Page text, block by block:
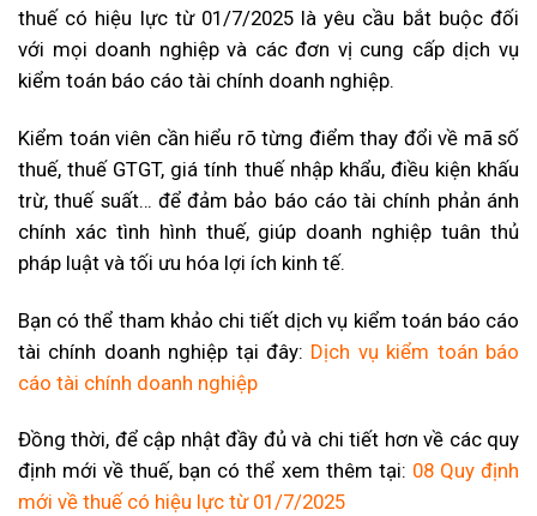
thuế có hiệu lực từ 01/7/2025 là yêu cầu bắt buộc đối
với mọi doanh nghiệp và các đơn vị cung cấp dịch vụ
kiểm toán báo cáo tài chính doanh nghiệp.
Kiểm toán viên cần hiểu rõ từng điểm thay đổi về mã số
thuế, thuế GTGT, giá tính thuế nhập khẩu, điều kiện khấu
trừ, thuế suất… để đảm bảo báo cáo tài chính phản ánh
chính xác tình hình thuế, giúp doanh nghiệp tuân thủ
pháp luật và tối ưu hóa lợi ích kinh tế.
Bạn có thể tham khảo chi tiết dịch vụ kiểm toán báo cáo
tài chính doanh nghiệp tại đây: Dịch vụ kiểm toán báo
cáo tài chính doanh nghiệp
Đồng thời, để cập nhật đầy đủ và chi tiết hơn về các quy
định mới về thuế, bạn có thể xem thêm tại: 08 Quy định
mới về thuế có hiệu lực từ 01/7/2025